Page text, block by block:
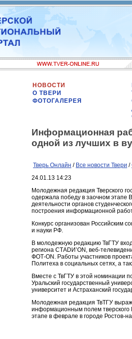
НОВОСТИ
О ТВЕРИ
ФОТОГАЛЕРЕЯ
Информационная
одной из лучших в
Тверь Онлайн / Все новости Твери /
24.01.13 14:23
Молодежная редакция Тверского
одержала победу в заочном этапе
деятельности органов
построения информационной
Конкурс организован Российским
и науки РФ.
В молодежную редакцию ТвГТУ
региона СТАDИ’ON, веб-
ФОТ-ON. Работы участников
Политеха в социальных сетях, а
Вместе с ТвГТУ в этой номинации
Уральский государственный
университет и Астраханский
Молодежная редакция ТвТГУ
информационным полем тверского
этапе в феврале в городе Ростов-